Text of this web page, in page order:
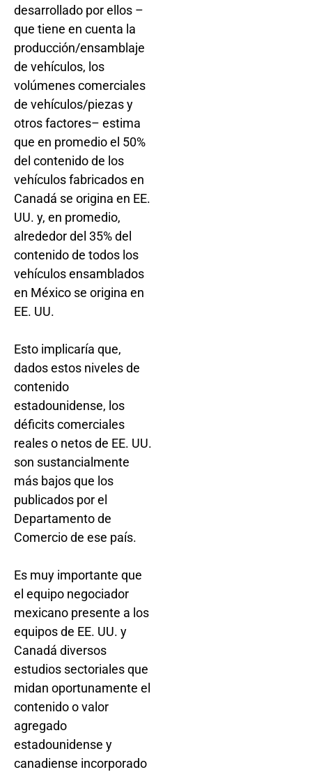
desarrollado por ellos –
que tiene en cuenta la
producción/ensamblaje
de vehículos, los
volúmenes comerciales
de vehículos/piezas y
otros factores– estima
que en promedio el 50%
del contenido de los
vehículos fabricados en
Canadá se origina en EE.
UU. y, en promedio,
alrededor del 35% del
contenido de todos los
vehículos ensamblados
en México se origina en
EE. UU.
Esto implicaría que,
dados estos niveles de
contenido
estadounidense, los
déficits comerciales
reales o netos de EE. UU.
son sustancialmente
más bajos que los
publicados por el
Departamento de
Comercio de ese país.
Es muy importante que
el equipo negociador
mexicano presente a los
equipos de EE. UU. y
Canadá diversos
estudios sectoriales que
midan oportunamente el
contenido o valor
agregado
estadounidense y
canadiense incorporado